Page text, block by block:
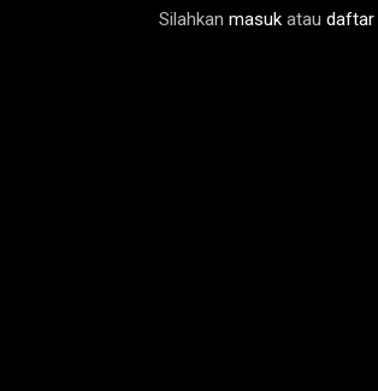
Silahkan masuk atau daftar